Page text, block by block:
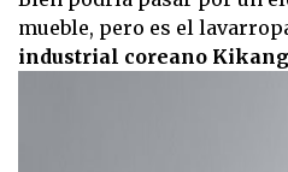
mueble, pero es el
industrial coreano